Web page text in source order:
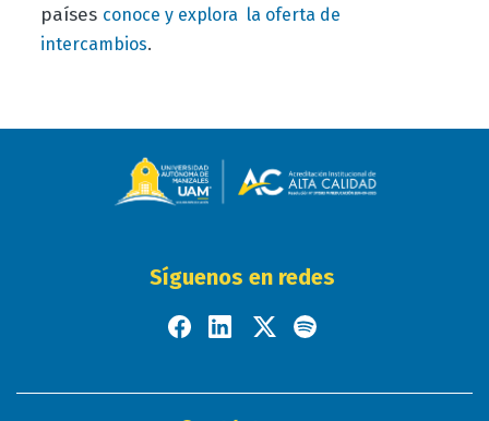
países conoce y explora la oferta de
intercambios.
Síguenos en redes